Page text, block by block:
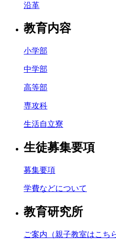
沿革
教育内容
小学部
中学部
高等部
専攻科
生活自立寮
生徒募集要項
募集要項
学費などについて
教育研究所
ご案内（親子教室はこち